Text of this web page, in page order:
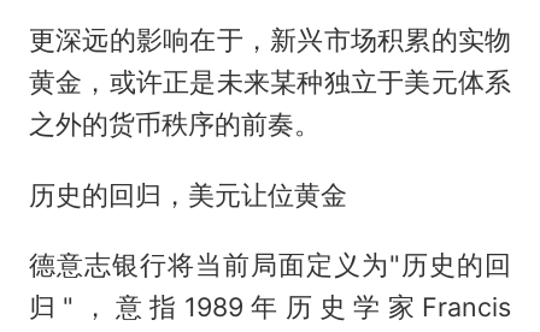
更深远的影响在于，新兴市场积累的实物
黄金，或许正是未来某种独立于美元体系
之外的货币秩序的前奏。
历史的回归，美元让位黄金
德意志银行将当前局面定义为"历史的回
归"，意指1989年历史学家Francis